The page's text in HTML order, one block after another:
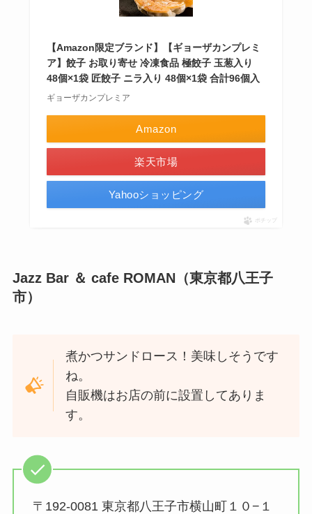
【Amazon限定ブランド】【ギョーザカンプレミ
ア】餃子 お取り寄せ 冷凍食品 極餃子 玉葱入り
48個×1袋 匠餃子 ニラ入り 48個×1袋 合計96個入
ギョーザカンプレミア
Amazon
楽天市場
Yahooショッピング
ポチップ
Jazz Bar ＆ cafe ROMAN（東京都八王子
市）
煮かつサンドロース！美味しそうです
ね。
自販機はお店の前に設置してありま
す。
〒192-0081 東京都八王子市横山町１０−１